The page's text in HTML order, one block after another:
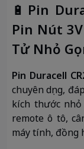
🔋 Pin
Pin Nút
Tử Nhỏ
Pin Duracell
chuyên dụng,
kích thước
remote ô tô,
máy tính, đồng